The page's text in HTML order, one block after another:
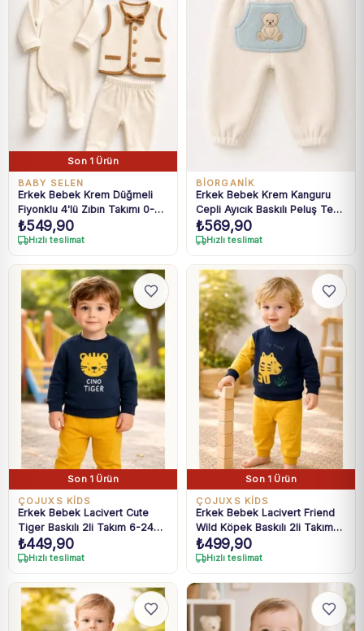
Son 1 Ürün
BABY SELEN
Erkek Bebek Krem Düğmeli
Fiyonklu 4'lü Zıbın Takımı 0-3
Ay
₺549,90
Hızlı teslimat
BIORGANIK
Erkek Bebek Krem Kanguru
Cepli Ayıcık Baskılı Peluş Tek
Alt Pantolon 3-24 Ay
₺569,90
Hızlı teslimat
Son 1 Ürün
ÇOJUXS KİDS
Erkek Bebek Lacivert Cute
Tiger Baskılı 2li Takım 6-24
Ay
₺449,90
Hızlı teslimat
Son 1 Ürün
ÇOJUXS KİDS
Erkek Bebek Lacivert Friend
Wild Köpek Baskılı 2li Takım
6-24 Ay
₺499,90
Hızlı teslimat